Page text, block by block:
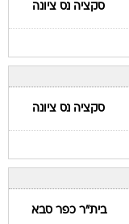
סקציה נס ציונה
סקציה נס ציונה
בית"ר כפר סבא